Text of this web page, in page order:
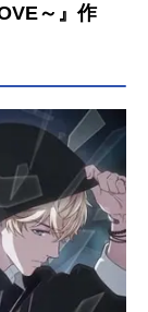
～』作